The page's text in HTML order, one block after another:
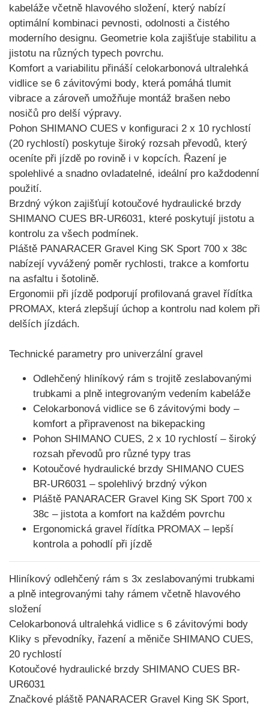
kabeláže včetně hlavového složení, který nabízí
optimální kombinaci pevnosti, odolnosti a čistého
moderního designu. Geometrie kola zajišťuje stabilitu a
jistotu na různých typech povrchu.
Komfort a variabilitu přináší celokarbonová ultralehká
vidlice se 6 závitovými body, která pomáhá tlumit
vibrace a zároveň umožňuje montáž brašen nebo
nosičů pro delší výpravy.
Pohon SHIMANO CUES v konfiguraci 2 x 10 rychlostí
(20 rychlostí) poskytuje široký rozsah převodů, který
oceníte při jízdě po rovině i v kopcích. Řazení je
spolehlivé a snadno ovladatelné, ideální pro každodenní
použití.
Brzdný výkon zajišťují kotoučové hydraulické brzdy
SHIMANO CUES BR-UR6031, které poskytují jistotu a
kontrolu za všech podmínek.
Pláště PANARACER Gravel King SK Sport 700 x 38c
nabízejí vyvážený poměr rychlosti, trakce a komfortu
na asfaltu i šotolině.
Ergonomii při jízdě podporují profilovaná gravel řídítka
PROMAX, která zlepšují úchop a kontrolu nad kolem při
delších jízdách.
Technické parametry pro univerzální gravel
Odlehčený hliníkový rám s trojitě zeslabovanými
trubkami a plně integrovaným vedením kabeláže
Celokarbonová vidlice se 6 závitovými body –
komfort a připravenost na bikepacking
Pohon SHIMANO CUES, 2 x 10 rychlostí – široký
rozsah převodů pro různé typy tras
Kotoučové hydraulické brzdy SHIMANO CUES
BR-UR6031 – spolehlivý brzdný výkon
Pláště PANARACER Gravel King SK Sport 700 x
38c – jistota a komfort na každém povrchu
Ergonomická gravel řídítka PROMAX – lepší
kontrola a pohodlí při jízdě
Hliníkový odlehčený rám s 3x zeslabovanými trubkami
a plně integrovanými tahy rámem včetně hlavového
složení
Celokarbonová ultralehká vidlice s 6 závitovými body
Kliky s převodníky, řazení a měniče SHIMANO CUES,
20 rychlostí
Kotoučové hydraulické brzdy SHIMANO CUES BR-
UR6031
Značkové pláště PANARACER Gravel King SK Sport,